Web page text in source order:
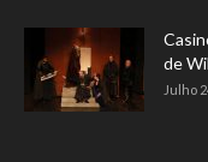
de
Julho